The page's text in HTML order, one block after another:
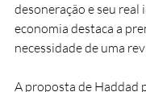
desoneração e seu real
economia destaca a
necessidade de uma
A proposta de Haddad